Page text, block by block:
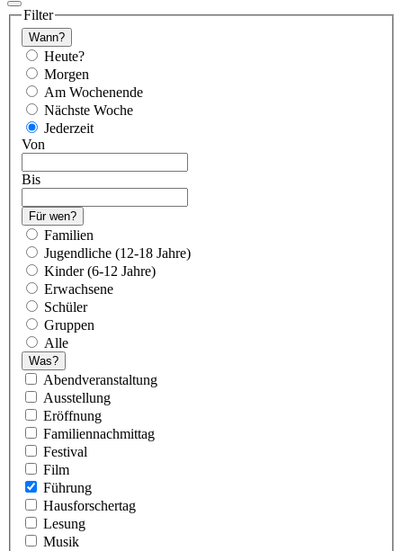
Filter
Wann?
Heute?
Morgen
Am Wochenende
Nächste Woche
Jederzeit
Von
Bis
Für wen?
Familien
Jugendliche (12-18 Jahre)
Kinder (6-12 Jahre)
Erwachsene
Schüler
Gruppen
Alle
Was?
Abendveranstaltung
Ausstellung
Eröffnung
Familiennachmittag
Festival
Film
Führung
Hausforschertag
Lesung
Musik